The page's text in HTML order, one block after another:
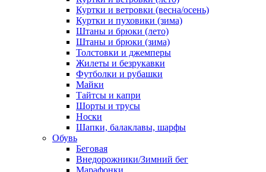
Куртки и ветровки (весна/осень)
Куртки и пуховики (зима)
Штаны и брюки (лето)
Штаны и брюки (зима)
Толстовки и джемперы
Жилеты и безрукавки
Футболки и рубашки
Майки
Тайтсы и капри
Шорты и трусы
Носки
Шапки, балаклавы, шарфы
Обувь
Беговая
Внедорожники/Зимний бег
Марафонки